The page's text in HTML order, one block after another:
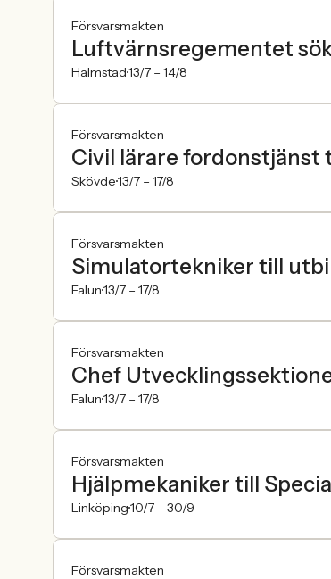
Försvarsmakten
Luftvärnsregementet
Halmstad13/7 – 14/8
Försvarsmakten
Civil lärare fordonstjänst
Skövde13/7 – 17/8
Försvarsmakten
Simulatortekniker till
Falun13/7 – 17/8
Försvarsmakten
Chef
Falun13/7 – 17/8
Försvarsmakten
Hjälpmekaniker till
Linköping10/7 – 30/9
Försvarsmakten